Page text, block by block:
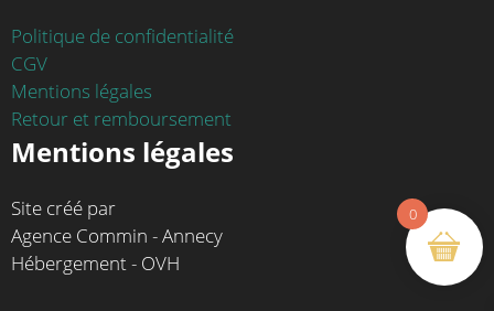
Politique de confidentialité
CGV
Mentions légales
Retour et remboursement
Mentions légales
Site créé par
Agence Commin - Annecy
Hébergement - OVH
0